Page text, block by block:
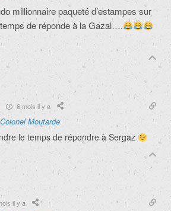
millionnaire paqueté d’estampes sur
de réponde à la Gazal….
6 mois il y a
Colonel Moutarde
le temps de répondre à Sergaz
il y a